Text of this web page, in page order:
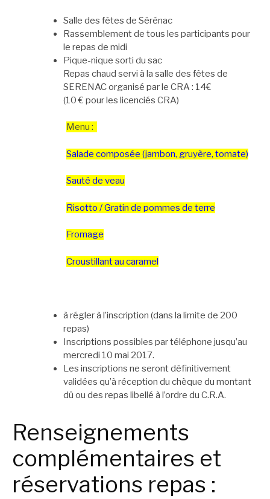
Salle des fêtes de Sérénac
Rassemblement de tous les participants pour
le repas de midi
Pique-nique sorti du sac
Repas chaud servi à la salle des fêtes de
SERENAC organisé par le CRA : 14€
(10 € pour les licenciés CRA)
Menu :
Salade composée (jambon, gruyère, tomate)
Sauté de veau
Risotto / Gratin de pommes de terre
Fromage
Croustillant au caramel
à régler à l’inscription (dans la limite de 200
repas)
Inscriptions possibles par téléphone jusqu’au
mercredi 10 mai 2017.
Les inscriptions ne seront définitivement
validées qu’à réception du chèque du montant
dû ou des repas libellé à l’ordre du C.R.A.
Renseignements
complémentaires et
réservations repas :